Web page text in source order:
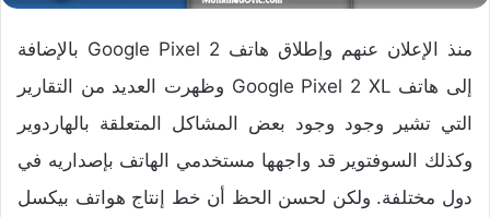
منذ الإعلان عنهم وإطلاق هاتف Google Pixel 2 بالإضافة
إلى هاتف Google Pixel 2 XL وظهرت العديد من التقارير
التي تشير وجود وجود بعض المشاكل المتعلقة بالهاردوير
وكذلك السوفتوير قد واجهها مستخدمي الهاتف بإصداريه في
دول مختلفة. ولكن لحسن الحظ أن خط إنتاج هواتف بيكسل